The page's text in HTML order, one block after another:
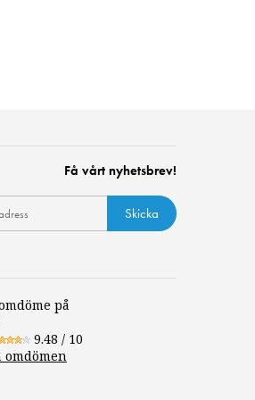
Få vårt nyhetsbrev!
Skicka